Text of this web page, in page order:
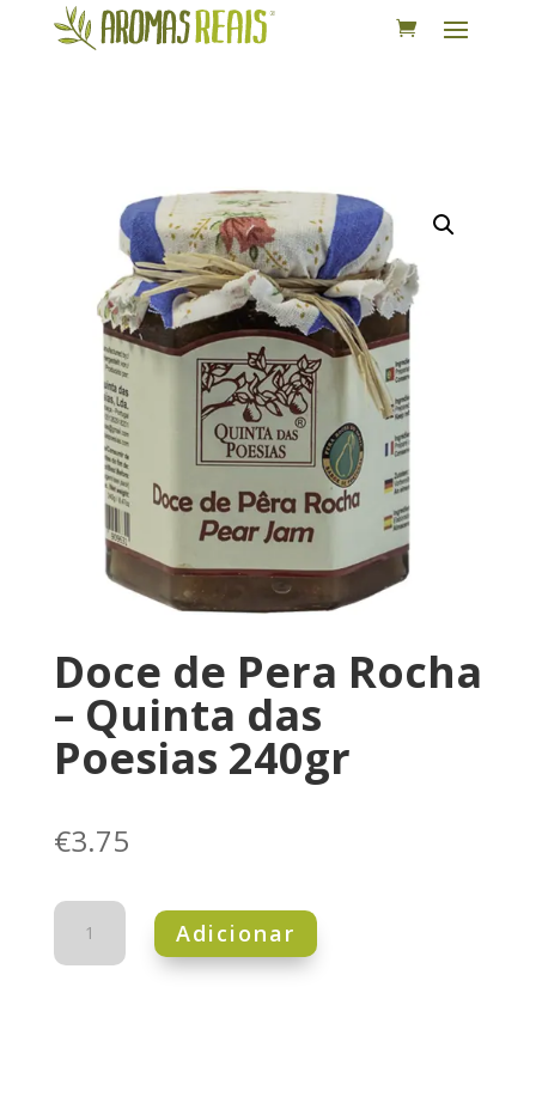
Doce de Pera Rocha
– Quinta das
Poesias 240gr
€3.75
Quantidade
Doce
Adicionar